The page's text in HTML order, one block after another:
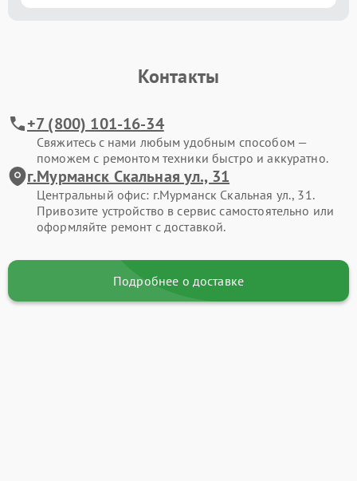
Контакты
+7 (800) 101-16-34
Свяжитесь с нами любым удобным способом —
поможем с ремонтом техники быстро и аккуратно.
г.Мурманск Скальная ул., 31
Центральный офис: г.Мурманск Скальная ул., 31.
Привозите устройство в сервис самостоятельно или
оформляйте ремонт с доставкой.
Подробнее о доставке